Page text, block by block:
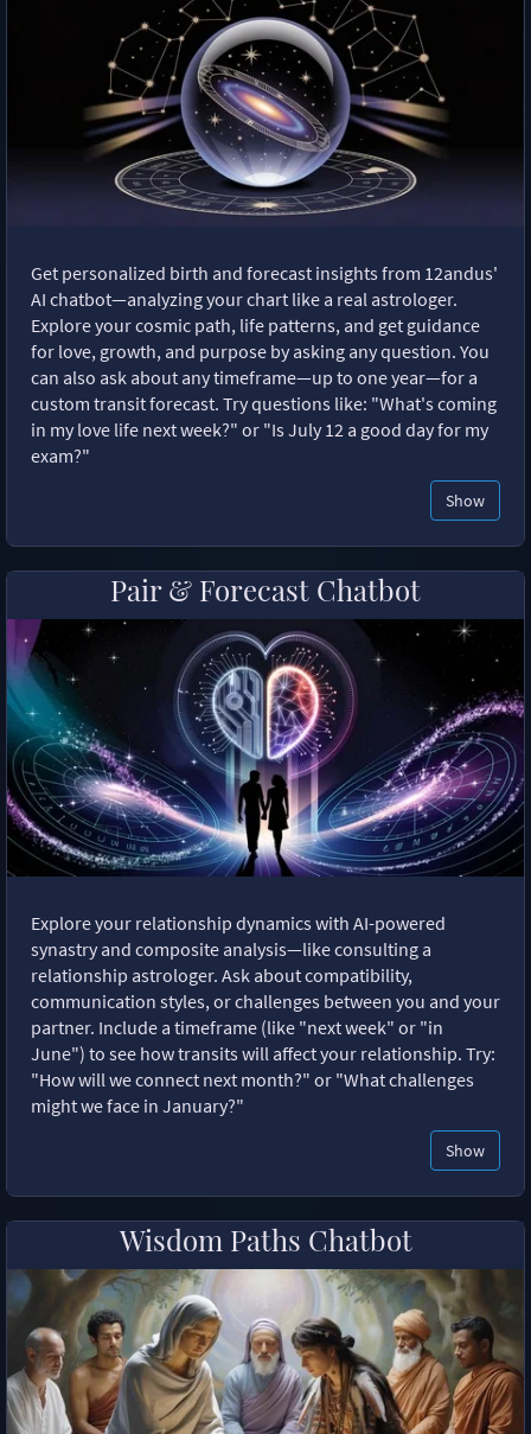
Get personalized birth and forecast insights from 12andus'
AI chatbot—analyzing your chart like a real astrologer.
Explore your cosmic path, life patterns, and get guidance
for love, growth, and purpose by asking any question. You
can also ask about any timeframe—up to one year—for a
custom transit forecast. Try questions like: "What's coming
in my love life next week?" or "Is July 12 a good day for my
exam?"
Show
Pair & Forecast Chatbot
Explore your relationship dynamics with AI-powered
synastry and composite analysis—like consulting a
relationship astrologer. Ask about compatibility,
communication styles, or challenges between you and your
partner. Include a timeframe (like "next week" or "in
June") to see how transits will affect your relationship. Try:
"How will we connect next month?" or "What challenges
might we face in January?"
Show
Wisdom Paths Chatbot